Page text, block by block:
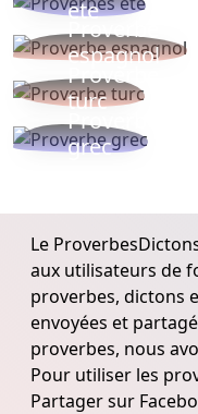
ete
Proverbe
espagnol
Proverbe
turc
Proverbe
grec
Le
aux utilisateurs de
proverbes, dictons
envoyées et
proverbes, nous
Pour utiliser les
Partager sur